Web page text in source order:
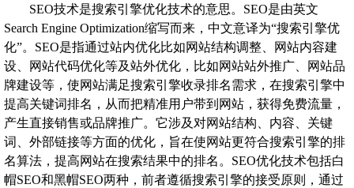
SEO技术是搜索引擎优化技术的意思。SEO是由英文
Search Engine Optimization缩写而来，中文意译为“搜索引擎优
化”。SEO是指通过站内优化比如网站结构调整、网站内容建
设、网站代码优化等及站外优化，比如网站站外推广、网站品
牌建设等，使网站满足搜索引擎收录排名需求，在搜索引擎中
提高关键词排名，从而把精准用户带到网站，获得免费流量，
产生直接销售或品牌推广。它涉及对网站结构、内容、关键
词、外部链接等方面的优化，旨在使网站更符合搜索引擎的排
名算法，提高网站在搜索结果中的排名。SEO优化技术包括白
帽SEO和黑帽SEO两种，前者遵循搜索引擎的接受原则，通过